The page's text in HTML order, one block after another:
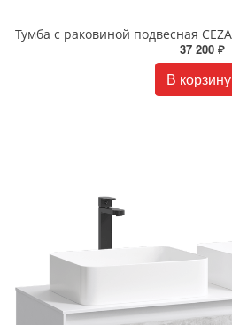
37 200 ₽
В корзину